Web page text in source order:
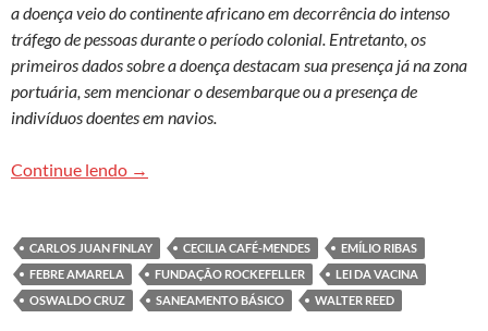
a doença veio do continente africano em decorrência do intenso
tráfego de pessoas durante o período colonial. Entretanto, os
primeiros dados sobre a doença destacam sua presença já na zona
portuária, sem mencionar o desembarque ou a presença de
indivíduos doentes em navios.
Continue lendo Febre amarela no Brasil: dos primórdios à
→
CARLOS JUAN FINLAY CECILIA CAFÉ-MENDES
EMÍLIO RIBAS
FEBRE AMARELA
FUNDAÇÃO ROCKEFELLER
LEI DA VACINA
OSWALDO CRUZ
SANEAMENTO BÁSICO WALTER REED